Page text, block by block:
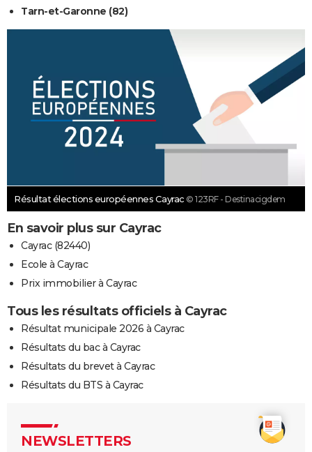
Tarn-et-Garonne (82)
Résultat élections européennes Cayrac © 123RF - Destinacigdem
En savoir plus sur Cayrac
Cayrac (82440)
Ecole à Cayrac
Prix immobilier à Cayrac
Tous les résultats officiels à Cayrac
Résultat municipale 2026 à Cayrac
Résultats du bac à Cayrac
Résultats du brevet à Cayrac
Résultats du BTS à Cayrac
NEWSLETTERS